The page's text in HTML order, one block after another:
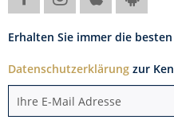
Erhalten Sie immer die
Datenschutzerklärung zur